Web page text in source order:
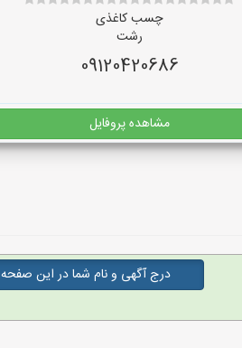
چسب کاغذی
رشت
09120420686
مشاهده پروفایل
درج آگهی و نام شما در این صفحه